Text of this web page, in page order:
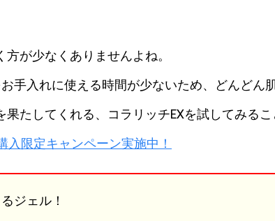
が少なくありませんよね。
手入れに使える時間が少ないため、どんどん
たしてくれる、コラリッチEXを試してみる
入限定キャンペーン実施中！
ジェル！